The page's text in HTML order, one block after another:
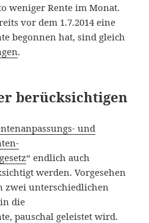
weniger Rente im Monat.
vor dem 1.7.2014 eine
begonnen hat, sind gleich
.
berücksichtigen
und
“ endlich auch
werden. Vorgesehen
zwei unterschiedlichen
die
pauschal geleistet wird.